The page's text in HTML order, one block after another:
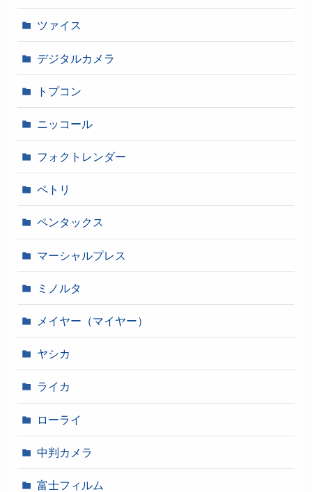
ツァイス
デジタルカメラ
トプコン
ニッコール
フォクトレンダー
ペトリ
ペンタックス
マーシャルプレス
ミノルタ
メイヤー（マイヤー）
ヤシカ
ライカ
ローライ
中判カメラ
富士フィルム